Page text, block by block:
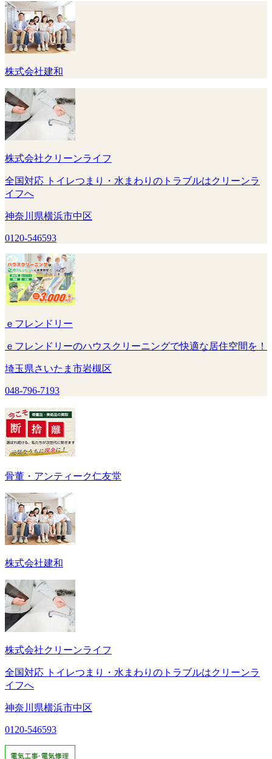
株式会社建和
株式会社クリーンライフ
全国対応 トイレつまり・水まわりのトラブルはクリーンラ
イフへ
神奈川県横浜市中区
0120-546593
ｅフレンドリー
ｅフレンドリーのハウスクリーニングで快適な居住空間を！
埼玉県さいたま市岩槻区
048-796-7193
骨董・アンティーク仁友堂
株式会社建和
株式会社クリーンライフ
全国対応 トイレつまり・水まわりのトラブルはクリーンラ
イフへ
神奈川県横浜市中区
0120-546593